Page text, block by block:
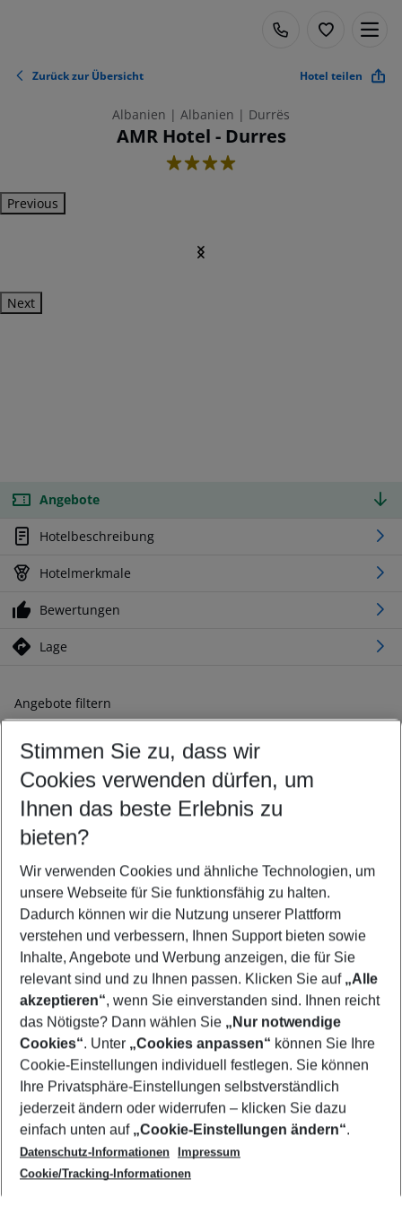
Zurück zur Übersicht Hotel teilen
Albanien | Albanien | Durrës
AMR Hotel - Durres
4
Previous
Next
Angebote
Hotelbeschreibung
Hotelmerkmale
Bewertungen
Lage
Angebote filtern
Ändern Sie Ihre Kriterien nach Ihren Wünschen
Abflughafen wählen
Beliebiger Abflughafen
Reisezeitraum wählen
10.08.26– 08.08.27 5-8 Nächte
2 Erwachsene Keine Kinder
Mehr Filter anzeigen
Footer
Footer navigation
Über uns
AGB
Cookie-Einstellungen ändern
Cookie-Richtlinie
Datenschutz
Service & Hilfe
Barrierefreies Reisen
Check-in
Folgen Sie uns
Stimmen Sie zu, dass wir
Cookies verwenden dürfen, um
Ihnen das beste Erlebnis zu
bieten?
Wir verwenden Cookies und ähnliche Technologien, um
unsere Webseite für Sie funktionsfähig zu halten.
Dadurch können wir die Nutzung unserer Plattform
verstehen und verbessern, Ihnen Support bieten sowie
Inhalte, Angebote und Werbung anzeigen, die für Sie
relevant sind und zu Ihnen passen. Klicken Sie auf „Alle
akzeptieren“, wenn Sie einverstanden sind. Ihnen reicht
das Nötigste? Dann wählen Sie „Nur notwendige
Cookies“. Unter „Cookies anpassen“ können Sie Ihre
Cookie-Einstellungen individuell festlegen. Sie können
Ihre Privatsphäre-Einstellungen selbstverständlich
jederzeit ändern oder widerrufen – klicken Sie dazu
einfach unten auf „Cookie-Einstellungen ändern“.
Datenschutz-Informationen
Impressum
Cookie/Tracking-Informationen